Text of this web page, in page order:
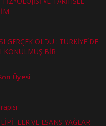
GERÇEK OLDU : TÜRKİYE´DE
KONULMUŞ BİR
Üyesi
VE ESANS YAĞLARI